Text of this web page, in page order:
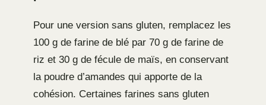
Pour une version sans gluten, remplacez les
100 g de farine de blé par 70 g de farine de
riz et 30 g de fécule de maïs, en conservant
la poudre d’amandes qui apporte de la
cohésion. Certaines farines sans gluten